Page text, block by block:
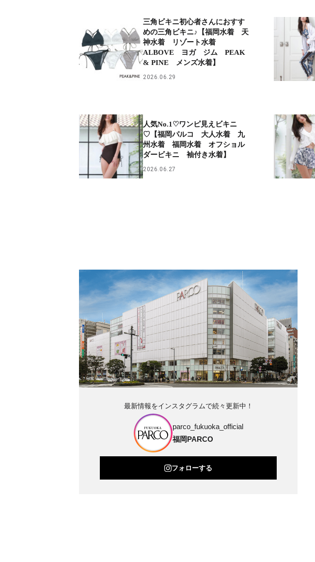
三角ビキニ初心者さんにおすす
めの三角ビキニ♪【福岡水着 天
神水着 リゾート水着
ALBOVE ヨガ ジム PEAK
& PINE メンズ水着】
2026.06.29
人気No.1♡ワンピ見えビキニ
♡【福岡パルコ 大人水着 九
州水着 福岡水着 オフショル
ダービキニ 袖付き水着】
2026.06.27
最新情報をインスタグラムで続々更新中！
parco_fukuoka_official
福岡PARCO
フォローする